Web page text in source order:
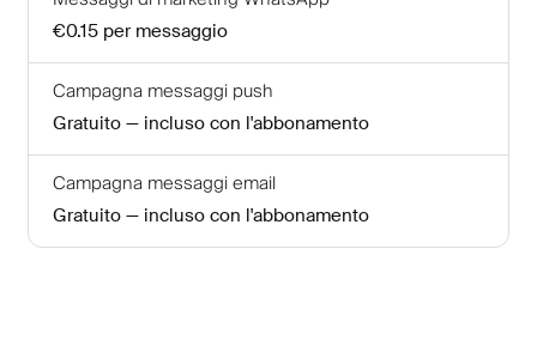
€0.15 per messaggio
Campagna messaggi push
Gratuito — incluso con l'abbonamento
Campagna messaggi email
Gratuito — incluso con l'abbonamento